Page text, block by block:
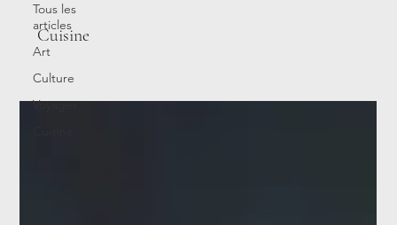
Tous les
articles
Art
Culture
Voyages
Cuisine